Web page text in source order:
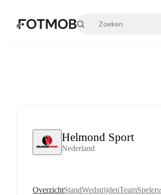
Helmond Sport
Nederland
OverzichtStandWedstrijdenTeam